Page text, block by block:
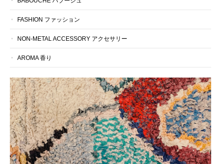
FASHION ファッション
NON-METAL ACCESSORY アクセサリー
AROMA 香り